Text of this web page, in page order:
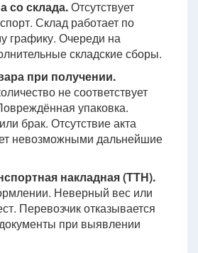
со склада.Отсутствует
Склад работает по
графику. Очереди на
складские сборы.
при получении.
не соответствует
упаковка.
брак. Отсутствие акта
невозможными дальнейшие
накладная (ТТН).
Неверный вес или
Перевозчик отказывается
при выявлении